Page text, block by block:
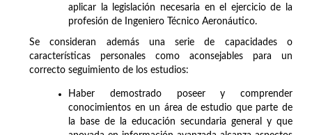
aplicar la legislación necesaria en el ejercicio de la
profesión de Ingeniero Técnico Aeronáutico.
Se consideran además una serie de capacidades o
características personales como aconsejables para un
correcto seguimiento de los estudios:
Haber demostrado poseer y comprender
conocimientos en un área de estudio que parte de
la base de la educación secundaria general y que